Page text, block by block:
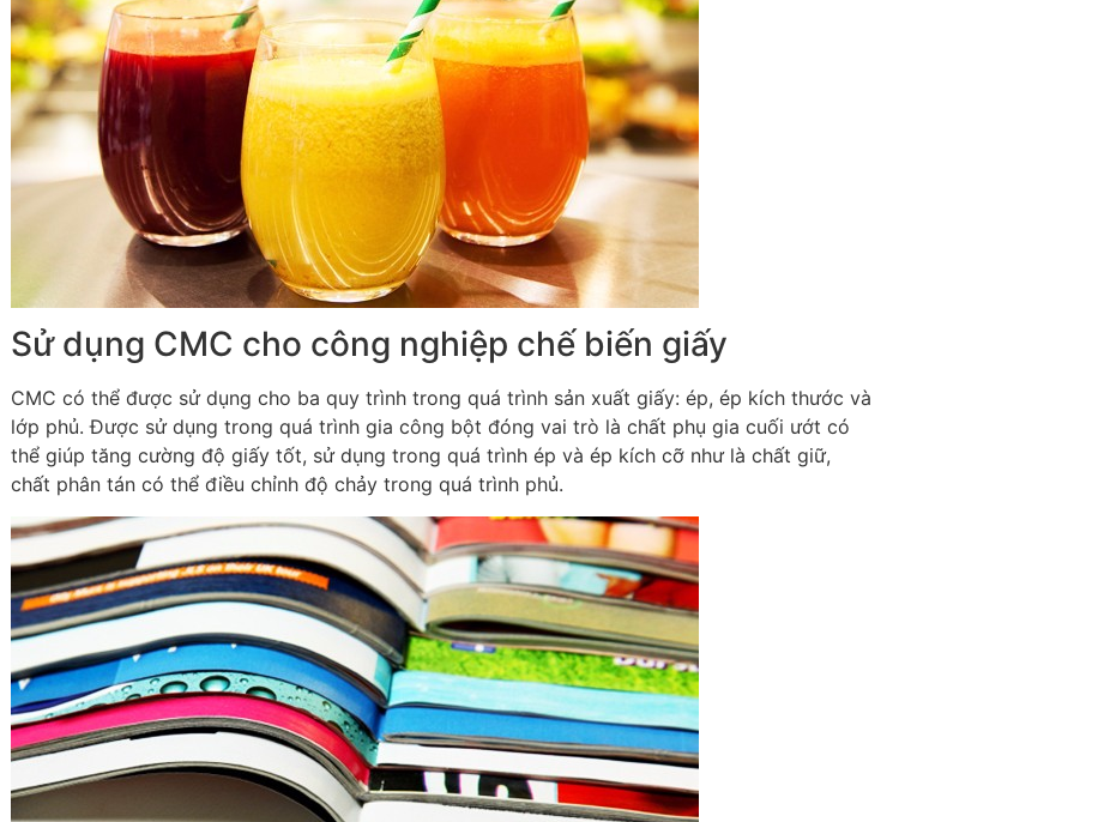
Sử dụng CMC cho công nghiệp chế biến giấy
CMC có thể được sử dụng cho ba quy trình trong quá trình sản xuất giấy: ép, ép kích thước và
lớp phủ. Được sử dụng trong quá trình gia công bột đóng vai trò là chất phụ gia cuối ướt có
thể giúp tăng cường độ giấy tốt, sử dụng trong quá trình ép và ép kích cỡ như là chất giữ,
chất phân tán có thể điều chỉnh độ chảy trong quá trình phủ.